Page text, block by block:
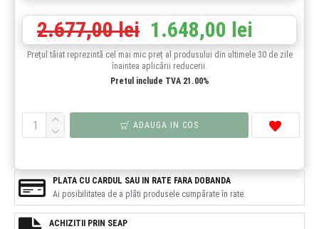
1.648,00 lei
2.677,00 lei
Prețul tăiat reprezintă cel mai mic preț al produsului din ultimele 30 de zile
înaintea aplicării reducerii.
Pretul include TVA 21.00%
ADAUGA IN COS
PLATA CU CARDUL SAU IN RATE FARA DOBANDA
Ai posibilitatea de a plăti produsele cumpărate în rate.
ACHIZITII PRIN SEAP